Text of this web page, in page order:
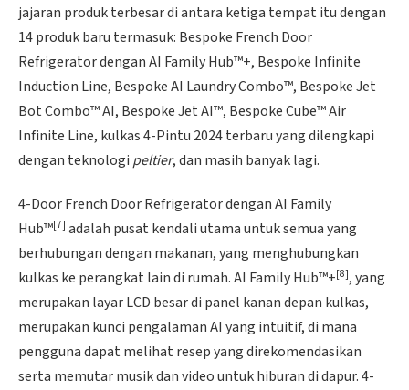
jajaran produk terbesar di antara ketiga tempat itu dengan
14 produk baru termasuk: Bespoke French Door
Refrigerator dengan AI Family Hub™+, Bespoke Infinite
Induction Line, Bespoke AI Laundry Combo™, Bespoke Jet
Bot Combo™ AI, Bespoke Jet AI™, Bespoke Cube™ Air
Infinite Line, kulkas 4-Pintu 2024 terbaru yang dilengkapi
dengan teknologi peltier, dan masih banyak lagi.
4-Door French Door Refrigerator dengan AI Family
Hub™[7] adalah pusat kendali utama untuk semua yang
berhubungan dengan makanan, yang menghubungkan
kulkas ke perangkat lain di rumah. AI Family Hub™+[8], yang
merupakan layar LCD besar di panel kanan depan kulkas,
merupakan kunci pengalaman AI yang intuitif, di mana
pengguna dapat melihat resep yang direkomendasikan
serta memutar musik dan video untuk hiburan di dapur. 4-